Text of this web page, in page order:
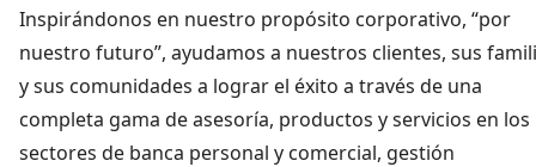
Inspirándonos en nuestro propósito corporativo, “por
nuestro futuro”, ayudamos a nuestros clientes, sus
y sus comunidades a lograr el éxito a través de una
completa gama de asesoría, productos y servicios en los
sectores de banca personal y comercial, gestión